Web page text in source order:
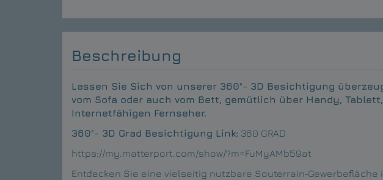
Beschreibung
Lassen Sie Sich von unserer 360°- 3D Besichtigung
vom Sofa oder auch vom Bett, gemütlich über Handy,
Internetfähigen Fernseher.
360°- 3D Grad Besichtigung Link: 360 GRAD
https://my.matterport.com/show/?m=FuMyAMb59at
Entdecken Sie eine vielseitig nutzbare Souterrain‑Gewerbefläche